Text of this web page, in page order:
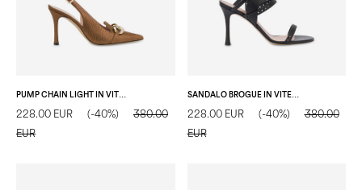
PUMP CHAIN LIGHT IN VITELLO CORTECCIA LEGNO
228.00 EUR (-40%)
380.00
EUR
SANDALO BROGUE IN VITELLO NERO
228.00 EUR (-40%)
380.00
EUR